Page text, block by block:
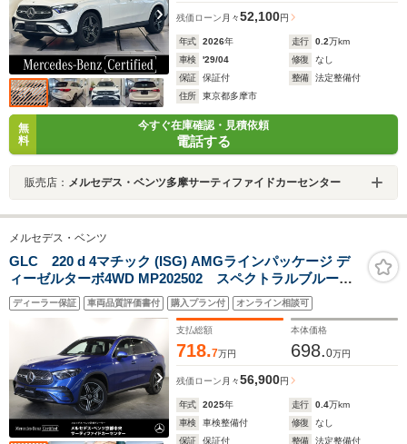
残価ローン 月々52,100円
年式 2026年 走行 0.2万km
車検
'29/04 修復
なし
保証
保証付 整備
法定整備付
住所
東京都多摩市
無
料
今すぐ在庫確認・見積依頼
電話する
販売店： メルセデス・ベンツ多摩サーティファイドカーセンター
メルセデス・ベンツ
GLC 220 d 4マチック (ISG) AMGラインパッケージ デ
ィーゼルターボ4WD MP202502 スペクトラルブルード
ライバーズPKGレザーエクスクルーシブPKGリアアクス
ルステアリングシートヒーターベンチレーター360カメラ
ディーラー保証 車両品質評価書付 購入プラン付 オンライン相談可
支払総額
718.7万円
本体価格
698.0万円
残価ローン 月々56,900円
年式 2025年 走行 0.4万km
車検
車検整備付 修復
なし
保証
保証付 整備
法定整備付